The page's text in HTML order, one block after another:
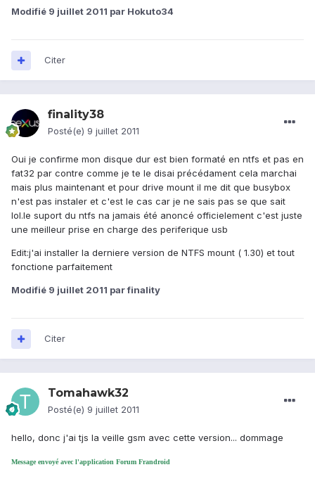
Modifié 9 juillet 2011 par Hokuto34
Citer
finality38
Posté(e) 9 juillet 2011
Oui je confirme mon disque dur est bien formaté en ntfs et pas en
fat32 par contre comme je te le disai précédament cela marchai
mais plus maintenant et pour drive mount il me dit que busybox
n'est pas instaler et c'est le cas car je ne sais pas se que sait
lol.le suport du ntfs na jamais été anoncé officielement c'est juste
une meilleur prise en charge des periferique usb
Edit:j'ai installer la derniere version de NTFS mount ( 1.30) et tout
fonctione parfaitement
Modifié 9 juillet 2011 par finality
Citer
Tomahawk32
Posté(e) 9 juillet 2011
hello, donc j'ai tjs la veille gsm avec cette version... dommage
Message envoyé avec l'application Forum Frandroid